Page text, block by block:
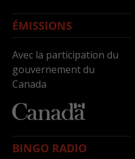
ÉMISSIONS
Avec la participation du
gouvernement du
Canada
BINGO RADIO